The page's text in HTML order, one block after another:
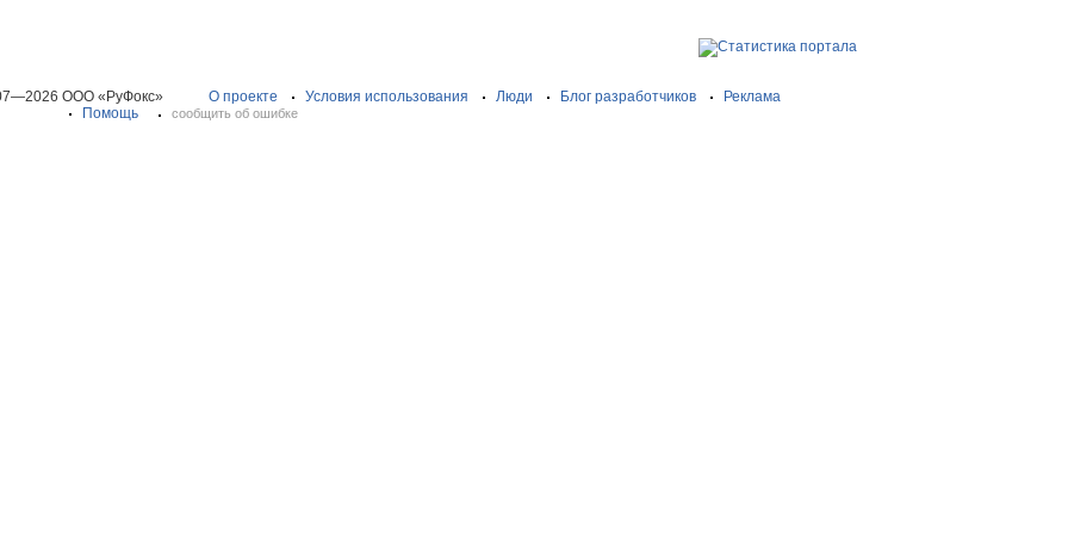
ООО «РуФокс» О проекте Условия использования Люди Блог разработчиков
Реклама
Помощь
сообщить об ошибке